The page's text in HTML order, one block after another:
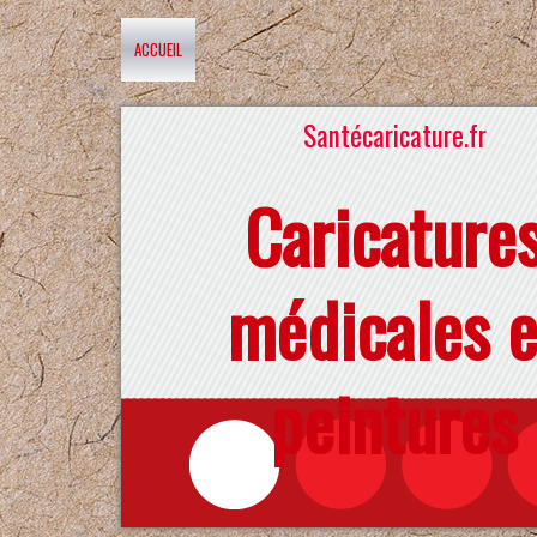
ACCUEIL
Santécaricature.fr
médicales
peintures